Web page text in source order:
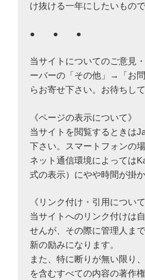
け抜ける一年にしたいもので
● ● ●
当サイトについてのご意見
ーバーの「その他」→「お
らお寄せ下さい。お待ちし
《ページの表示について》
当サイトを閲覧するときは
下さい。スマートフォンの
ネット通信環境によっては
式の表示）にやや時間が掛
《リンク付け・引用について
当サイトへのリンク付けは
せんが、その際に管理人ま
新の励みになります。
また、特に断りが無い限り
を含むすべての内容の著作